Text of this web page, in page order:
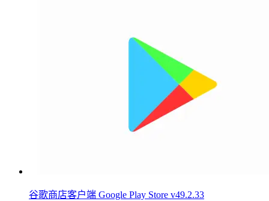
谷歌商店客户端 Google Play Store v49.2.33